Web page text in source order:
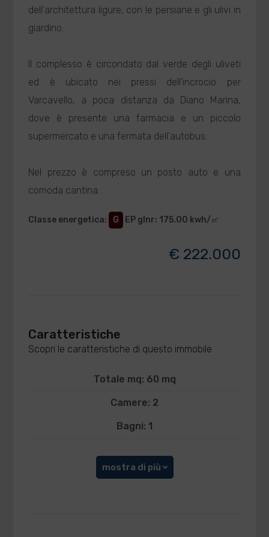
dell'architettura ligure, con le persiane e gli ulivi in
giardino.
Il complesso è circondato dal verde degli uliveti
ed è ubicato nei pressi dell'incrocio per
Varcavello, a poca distanza da Diano Marina,
dove è presente una farmacia e un piccolo
supermercato e una fermata dell'autobus.
Nel prezzo è compreso un posto auto e una
comoda cantina.
Classe energetica: G EP glnr: 175.00 kwh/㎡
€ 222.000
Caratteristiche
Scopri le caratteristiche di questo immobile
Totale mq: 60 mq
Camere: 2
Bagni: 1
mostra di più